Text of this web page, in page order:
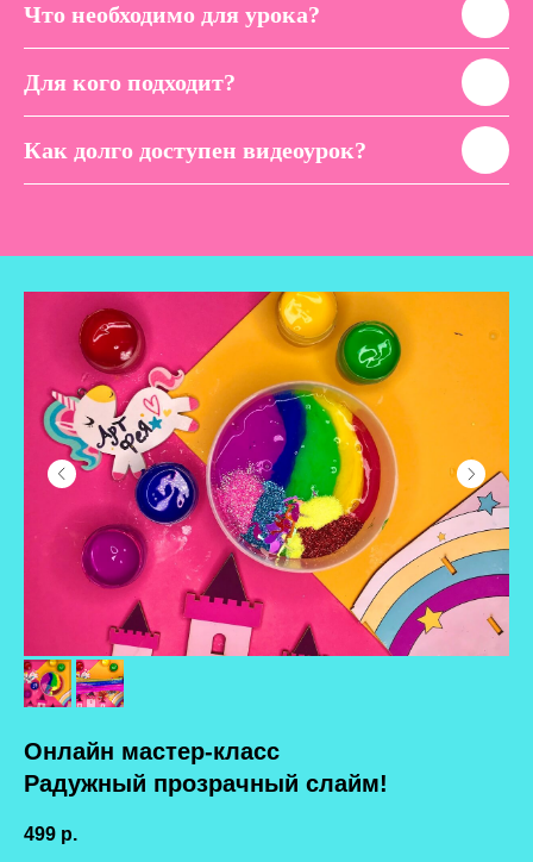
Что необходимо для урока?
Для кого подходит?
Как долго доступен видеоурок?
Онлайн мастер-класс
Радужный прозрачный слайм!
499 р.